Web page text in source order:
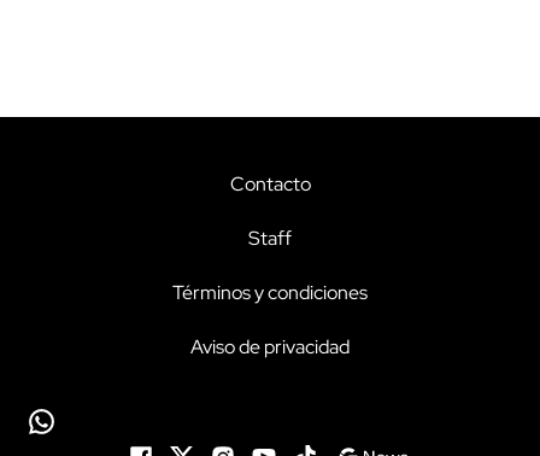
Contacto
Staff
Términos y condiciones
Aviso de privacidad